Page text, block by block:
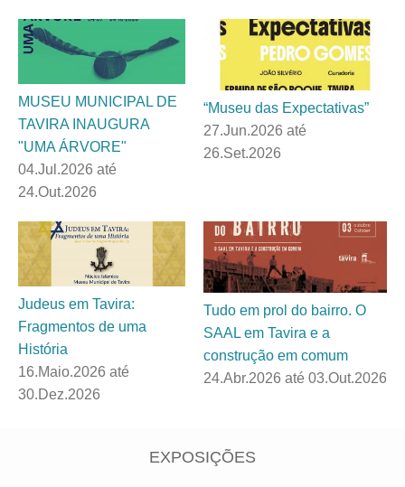
MUSEU MUNICIPAL DE
TAVIRA INAUGURA
"UMA ÁRVORE"
04.Jul.2026 até
24.Out.2026
“Museu das Expectativas”
27.Jun.2026 até
26.Set.2026
Judeus em Tavira:
Fragmentos de uma
História
16.Maio.2026 até
30.Dez.2026
Tudo em prol do bairro. O
SAAL em Tavira e a
construção em comum
24.Abr.2026 até 03.Out.2026
EXPOSIÇÕES